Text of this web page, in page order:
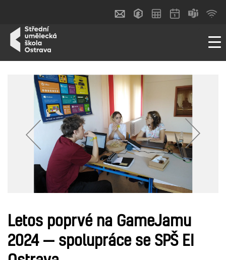
Letos poprvé na GameJamu
2024 — spolupráce se SPŠ EI